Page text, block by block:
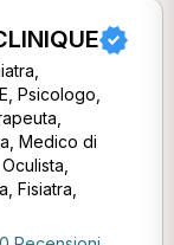
Psicologo,
Medico di
Fisiatra,